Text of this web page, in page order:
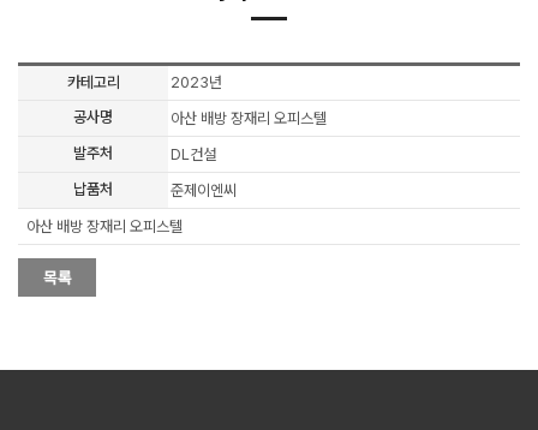
카테고리
2023년
공사명
아산 배방 장재리 오피스텔
발주처
DL건설
납품처
준제이엔씨
아산 배방 장재리 오피스텔